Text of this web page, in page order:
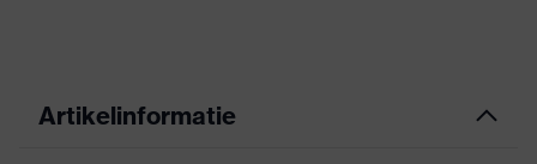
Artikelinformatie